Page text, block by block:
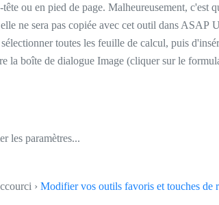
ou en pied de page. Malheureusement, c'est
ne sera pas copiée avec cet outil dans
toutes les feuille de calcul, puis
la boîte de dialogue Image (cliquer sur le
les paramètres...
› Modifier vos outils favoris et touches de